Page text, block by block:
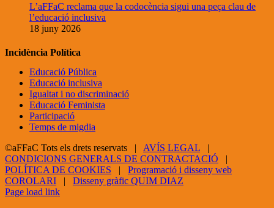
L’aFFaC reclama que la codocència sigui una peça clau de
l’educació inclusiva
18 juny 2026
Incidència Política
Educació Pública
Educació inclusiva
Igualtat i no discriminació
Educació Feminista
Participació
Temps de migdia
©aFFaC Tots els drets reservats | AVÍS LEGAL |
CONDICIONS GENERALS DE CONTRACTACIÓ |
POLÍTICA DE COOKIES | Programació i disseny web
COROLARI | Disseny gràfic QUIM DIAZ
Facebook
X
YouTube
Page load link